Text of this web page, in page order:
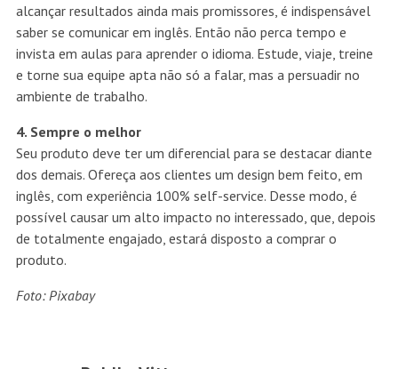
alcançar resultados ainda mais promissores, é indispensável
saber se comunicar em inglês. Então não perca tempo e
invista em aulas para aprender o idioma. Estude, viaje, treine
e torne sua equipe apta não só a falar, mas a persuadir no
ambiente de trabalho.
4. Sempre o melhor
Seu produto deve ter um diferencial para se destacar diante
dos demais. Ofereça aos clientes um design bem feito, em
inglês, com experiência 100% self-service. Desse modo, é
possível causar um alto impacto no interessado, que, depois
de totalmente engajado, estará disposto a comprar o
produto.
Foto: Pixabay